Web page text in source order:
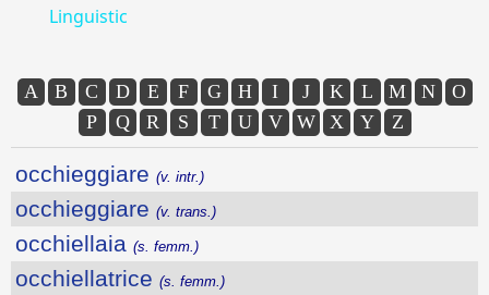
Linguistic
A B C D E F G H I J K L M N
O
P
Q R S T U V W X Y Z
occhieggiare (v. intr.)
occhieggiare (v. trans.)
occhiellaia (s. femm.)
occhiellatrice (s. femm.)